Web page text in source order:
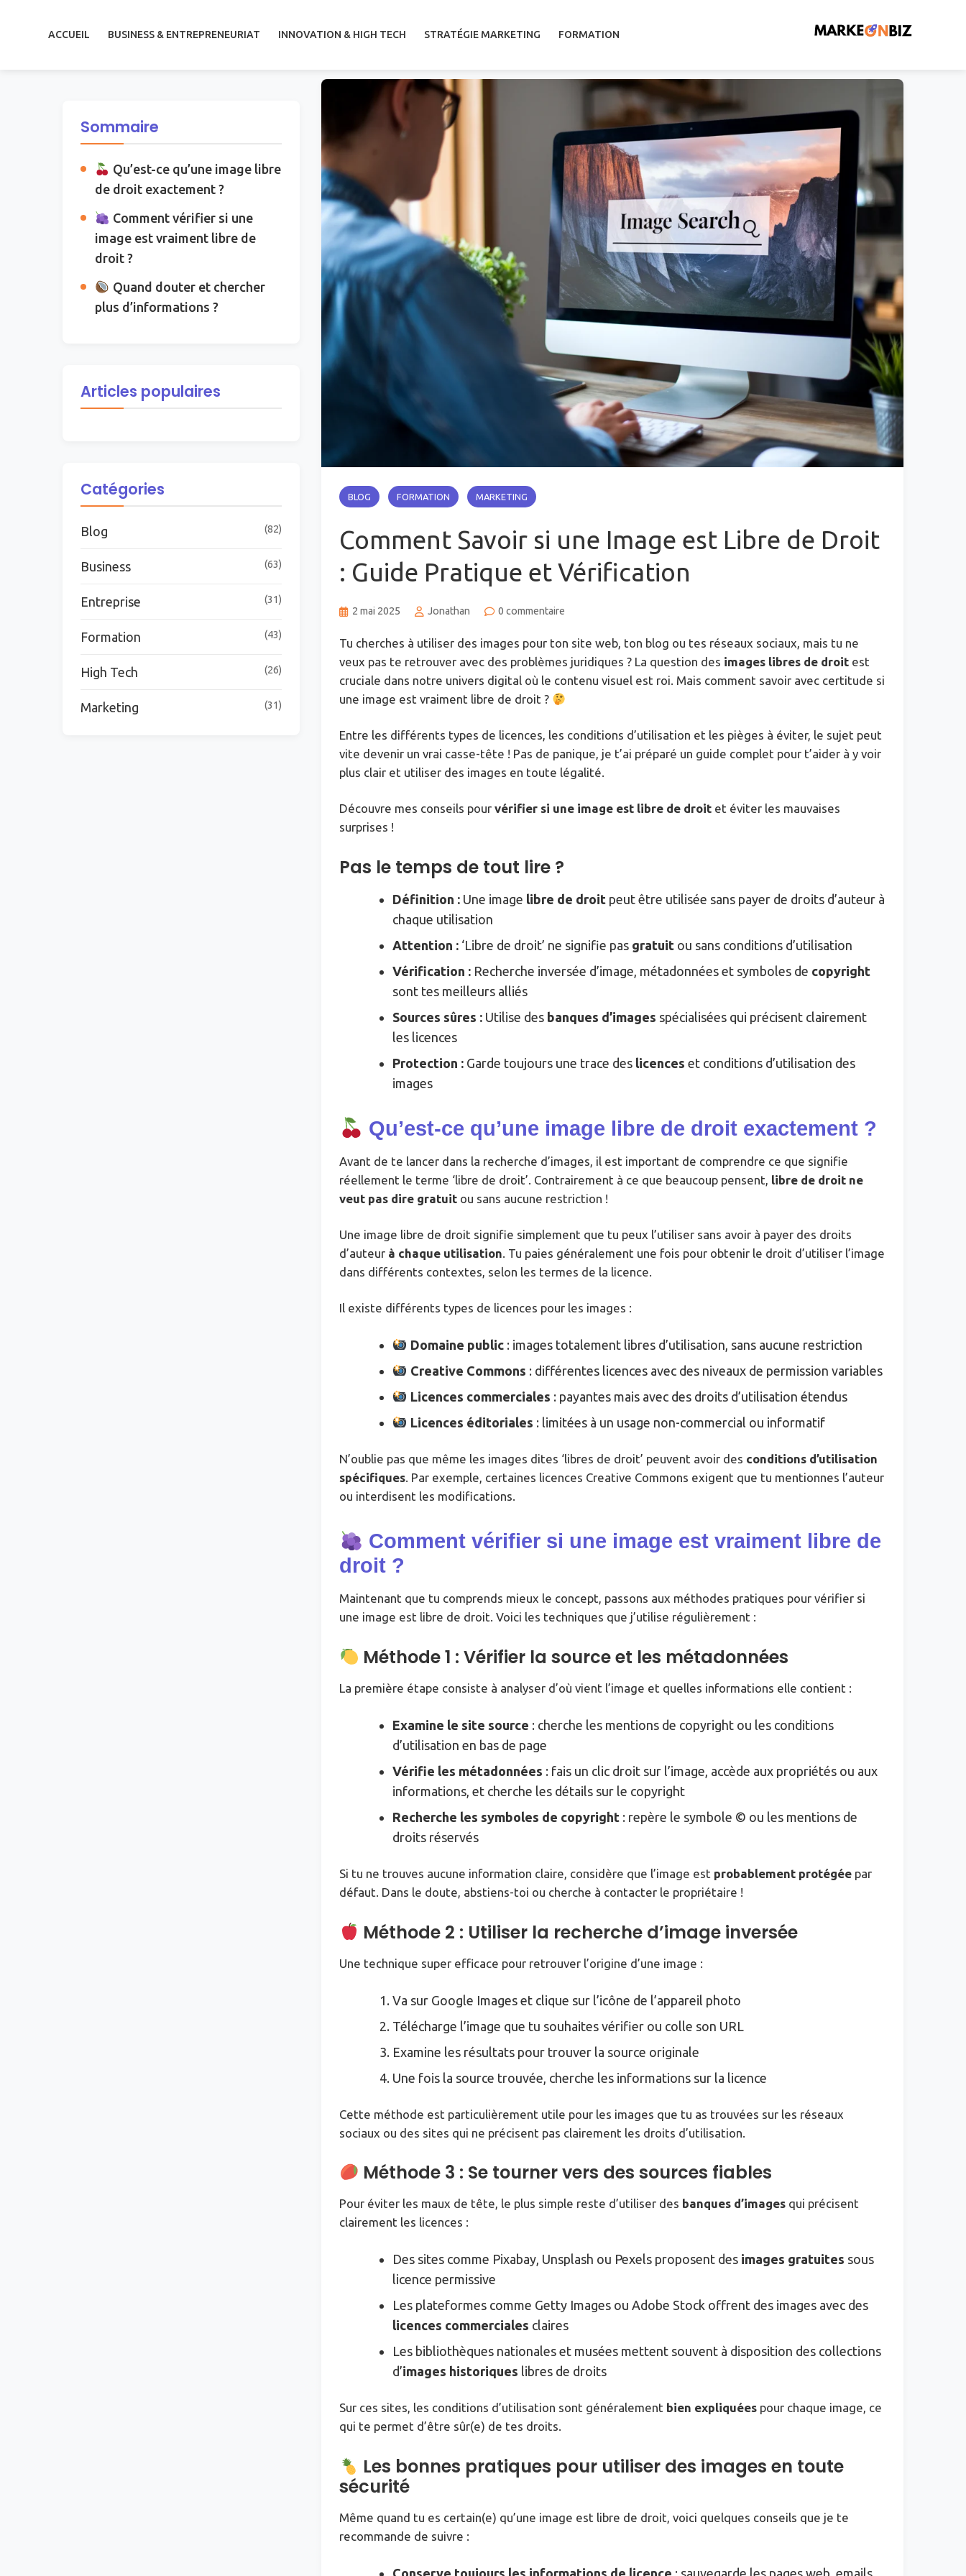
ACCUEIL BUSINESS & ENTREPRENEURIAT INNOVATION & HIGH TECH STRATÉGIE MARKETING FORMATION
Sommaire
Qu’est-ce qu’une image libre
de droit exactement ?
Comment vérifier si une
image est vraiment libre de
droit ?
Quand douter et chercher
plus d’informations ?
Articles populaires
Catégories
Blog (82)
Business (63)
Entreprise (31)
Formation (43)
High Tech (26)
Marketing (31)
BLOG FORMATION MARKETING
Comment Savoir si une Image est Libre de Droit
: Guide Pratique et Vérification
2 mai 2025 Jonathan 0 commentaire
Tu cherches à utiliser des images pour ton site web, ton blog ou tes réseaux sociaux, mais tu ne
veux pas te retrouver avec des problèmes juridiques ? La question des images libres de droit est
cruciale dans notre univers digital où le contenu visuel est roi. Mais comment savoir avec certitude si
une image est vraiment libre de droit ?
Entre les différents types de licences, les conditions d’utilisation et les pièges à éviter, le sujet peut
vite devenir un vrai casse-tête ! Pas de panique, je t’ai préparé un guide complet pour t’aider à y voir
plus clair et utiliser des images en toute légalité.
Découvre mes conseils pour vérifier si une image est libre de droit et éviter les mauvaises
surprises !
Pas le temps de tout lire ?
Définition : Une image libre de droit peut être utilisée sans payer de droits d’auteur à
chaque utilisation
Attention : ‘Libre de droit’ ne signifie pas gratuit ou sans conditions d’utilisation
Vérification : Recherche inversée d’image, métadonnées et symboles de copyright
sont tes meilleurs alliés
Sources sûres : Utilise des banques d’images spécialisées qui précisent clairement
les licences
Protection : Garde toujours une trace des licences et conditions d’utilisation des
images
Qu’est-ce qu’une image libre de droit exactement ?
Avant de te lancer dans la recherche d’images, il est important de comprendre ce que signifie
réellement le terme ‘libre de droit’. Contrairement à ce que beaucoup pensent, libre de droit ne
veut pas dire gratuit ou sans aucune restriction !
Une image libre de droit signifie simplement que tu peux l’utiliser sans avoir à payer des droits
d’auteur à chaque utilisation. Tu paies généralement une fois pour obtenir le droit d’utiliser l’image
dans différents contextes, selon les termes de la licence.
Il existe différents types de licences pour les images :
Domaine public: images totalement libres d’utilisation, sans aucune restriction
Creative Commons : différentes licences avec des niveaux de permission variables
Licences commerciales : payantes mais avec des droits d’utilisation étendus
Licences éditoriales : limitées à un usage non-commercial ou informatif
N’oublie pas que même les images dites ‘libres de droit’ peuvent avoir des conditions d’utilisation
spécifiques. Par exemple, certaines licences Creative Commons exigent que tu mentionnes l’auteur
ou interdisent les modifications.
Comment vérifier si une image est vraiment libre de
droit ?
Maintenant que tu comprends mieux le concept, passons aux méthodes pratiques pour vérifier si
une image est libre de droit. Voici les techniques que j’utilise régulièrement :
Méthode 1 : Vérifier la source et les métadonnées
La première étape consiste à analyser d’où vient l’image et quelles informations elle contient :
Examine le site source : cherche les mentions de copyright ou les conditions
d’utilisation en bas de page
Vérifie les métadonnées : fais un clic droit sur l’image, accède aux propriétés ou aux
informations, et cherche les détails sur le copyright
Recherche les symboles de copyright : repère le symbole © ou les mentions de
droits réservés
Si tu ne trouves aucune information claire, considère que l’image est probablement protégée par
défaut. Dans le doute, abstiens-toi ou cherche à contacter le propriétaire !
Méthode 2 : Utiliser la recherche d’image inversée
Une technique super efficace pour retrouver l’origine d’une image :
Va sur Google Images et clique sur l’icône de l’appareil photo
Télécharge l’image que tu souhaites vérifier ou colle son URL
Examine les résultats pour trouver la source originale
Une fois la source trouvée, cherche les informations sur la licence
Cette méthode est particulièrement utile pour les images que tu as trouvées sur les réseaux
sociaux ou des sites qui ne précisent pas clairement les droits d’utilisation.
Méthode 3 : Se tourner vers des sources fiables
Pour éviter les maux de tête, le plus simple reste d’utiliser des banques d’images qui précisent
clairement les licences :
Des sites comme Pixabay, Unsplash ou Pexels proposent des images gratuites sous
licence permissive
Les plateformes comme Getty Images ou Adobe Stock offrent des images avec des
licences commerciales claires
Les bibliothèques nationales et musées mettent souvent à disposition des collections
d’images historiques libres de droits
Sur ces sites, les conditions d’utilisation sont généralement bien expliquées pour chaque image, ce
qui te permet d’être sûr(e) de tes droits.
Les bonnes pratiques pour utiliser des images en toute
sécurité
Même quand tu es certain(e) qu’une image est libre de droit, voici quelques conseils que je te
recommande de suivre :